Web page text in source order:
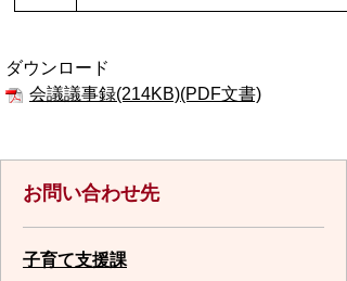
ダウンロード
会議議事録(214KB)(PDF文書)
お問い合わせ先
子育て支援課